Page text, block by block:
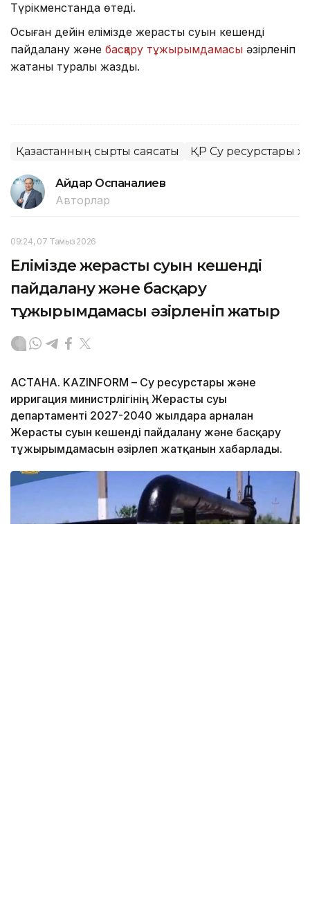
Түрікменстанда өтеді.
Осыған дейін елімізде жерасты суын кешенді
пайдалану және басқару тұжырымдамасы әзірленіп
жатқаны туралы жаздық.
Қазақстанның сыртқы саясаты ҚР Су ресурстары
Айдар Оспаналиев
Авторлар
09:24, 07 Тамыз 2026
Елімізде жерасты суын кешенді
пайдалану және басқару
тұжырымдамасы әзірленіп жатыр
АСТАНА. KAZINFORM – Су ресурстары және
ирригация министрлігінің Жерасты суы
департаменті 2027-2040 жылдарға арналған
Жерасты суын кешенді пайдалану және басқару
тұжырымдамасын әзірлеп жатқанын хабарлады.